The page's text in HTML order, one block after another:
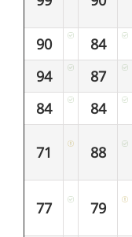
84
90
87
94
84
84
88
71
79
77